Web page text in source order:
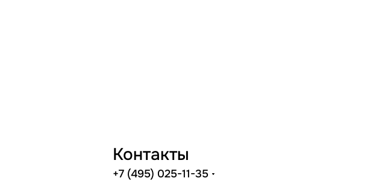
Контакты
+7 (495) 025-11-35